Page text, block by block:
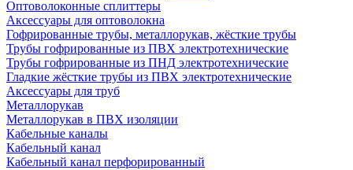
Оптоволоконные сплиттеры
Аксессуары для оптоволокна
Гофрированные трубы, металлорукав, жёсткие трубы
Трубы гофрированные из ПВХ электротехнические
Трубы гофрированные из ПНД электротехнические
Гладкие жёсткие трубы из ПВХ электротехнические
Аксессуары для труб
Металлорукав
Металлорукав в ПВХ изоляции
Кабельные каналы
Кабельный канал
Кабельный канал перфорированный